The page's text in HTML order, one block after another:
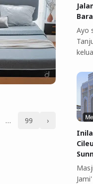
2025 3 komentar
… 99
›
Ayo